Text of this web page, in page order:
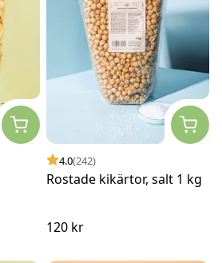
4.0(242)
Rostade kikärtor, salt 1 kg
120 kr